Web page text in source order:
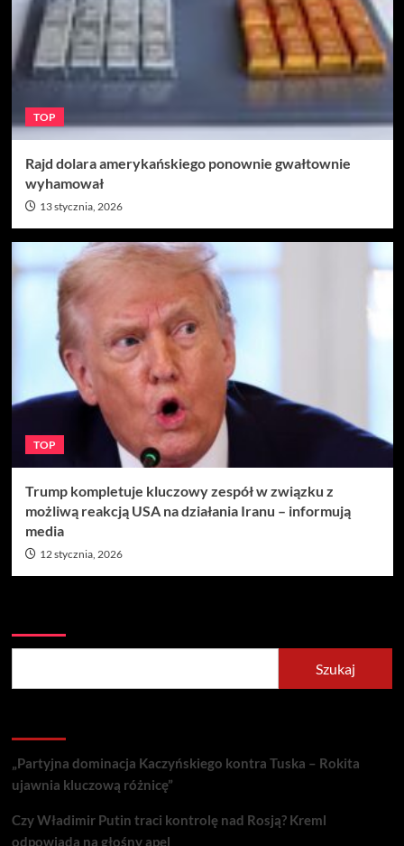
TOP
Rajd dolara amerykańskiego ponownie gwałtownie
wyhamował
13 stycznia, 2026
TOP
Trump kompletuje kluczowy zespół w związku z
możliwą reakcją USA na działania Iranu – informują
media
12 stycznia, 2026
Szukaj
„Partyjna dominacja Kaczyńskiego kontra Tuska – Rokita
ujawnia kluczową różnicę”
Czy Władimir Putin traci kontrolę nad Rosją? Kreml
odpowiada na głośny apel